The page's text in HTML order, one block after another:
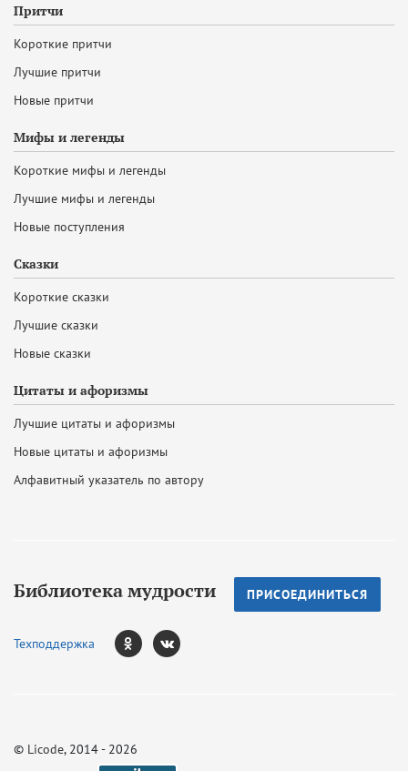
Притчи
Короткие притчи
Лучшие притчи
Новые притчи
Мифы и легенды
Короткие мифы и легенды
Лучшие мифы и легенды
Новые поступления
Сказки
Короткие сказки
Лучшие сказки
Новые сказки
Цитаты и афоризмы
Лучшие цитаты и афоризмы
Новые цитаты и афоризмы
Алфавитный указатель по автору
Библиотека мудрости ПРИСОЕДИНИТЬСЯ
Техподдержка
© Licode, 2014 - 2026